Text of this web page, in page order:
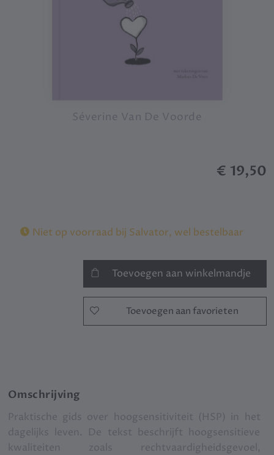
Séverine Van De Voorde
€ 19,50
Niet op voorraad bij Salvator, wel bestelbaar
Toevoegen aan winkelmandje
Toevoegen aan favorieten
Omschrijving
Praktische gids over hoogsensitiviteit (HSP) in het
dagelijks leven. De tekst beschrijft hoogsensitieve
kwaliteiten zoals rechtvaardigheidsgevoel,